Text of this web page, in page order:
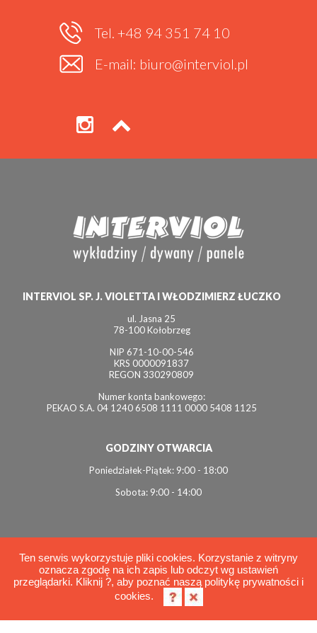
Tel. +48 94 351 74 10
E-mail: biuro@interviol.pl
INTERVIOL SP. J. VIOLETTA I WŁODZIMIERZ ŁUCZKO
ul. Jasna 25
78-100 Kołobrzeg
NIP 671-10-00-546
KRS 0000091837
REGON 330290809
Numer konta bankowego:
PEKAO S.A. 04 1240 6508 1111 0000 5408 1125
GODZINY OTWARCIA
Poniedziałek-Piątek: 9:00 - 18:00
Sobota: 9:00 - 14:00
© 2026 Interviol
Polityka cookies
Ten serwis wykorzystuje pliki cookies. Korzystanie z witryny
oznacza zgodę na ich zapis lub odczyt wg ustawień
przeglądarki. Kliknij ?, aby poznać naszą politykę prywatności i
cookies.